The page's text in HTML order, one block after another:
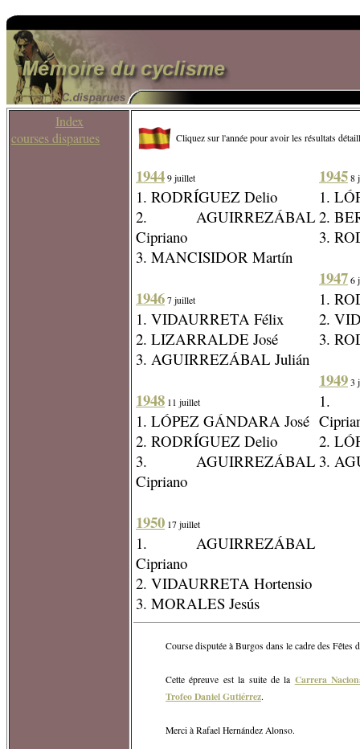
Index
courses disparues
Cliquez sur l'année pour avoir les résultats
1944 9 juillet
1. RODRÍGUEZ Delio
2. AGUIRREZÁBAL
Cipriano
3. MANCISIDOR Martín
1946 7 juillet
1. VIDAURRETA Félix
2. LIZARRALDE José
3. AGUIRREZÁBAL Julián
1948 11 juillet
1. LÓPEZ GÁNDARA José
2. RODRÍGUEZ Delio
3. AGUIRREZÁBAL
Cipriano
1950 17 juillet
1. AGUIRREZÁBAL
Cipriano
2. VIDAURRETA Hortensio
3. MORALES Jesús
1945 8
1.
2.
3.
1947 6
1.
2.
3.
1949 3
1.
2.
3.
Course disputée à Burgos dans le cadre des Fêtes
Cette épreuve est la suite de la Carrera
Trofeo Daniel Gutiérrez.
Merci à Rafael Hernández Alonso.